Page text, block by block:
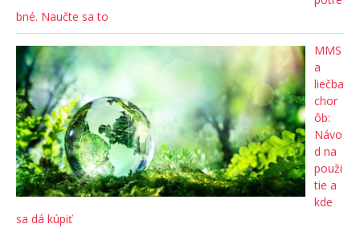
bné. Naučte sa to
MMS
a
liečba
chor
ôb:
Návo
d na
použi
tie a
kde
sa dá kúpiť